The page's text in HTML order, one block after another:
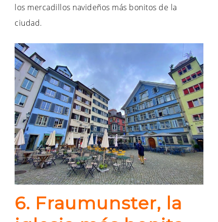
los mercadillos navideños más bonitos de la
ciudad.
6. Fraumunster, la